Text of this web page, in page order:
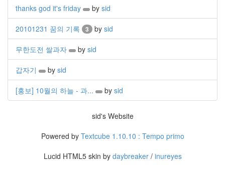
thanks god it's friday by sid
20101231 꿈의 기록 3 by sid
무한도전 쌀과자 by sid
갑자기 by sid
[홍보] 10월의 하늘 - 과... by sid
sid's Website
Powered by Textcube 1.10.10 : Tempo primo
Lucid HTML5 skin by daybreaker/ inureyes